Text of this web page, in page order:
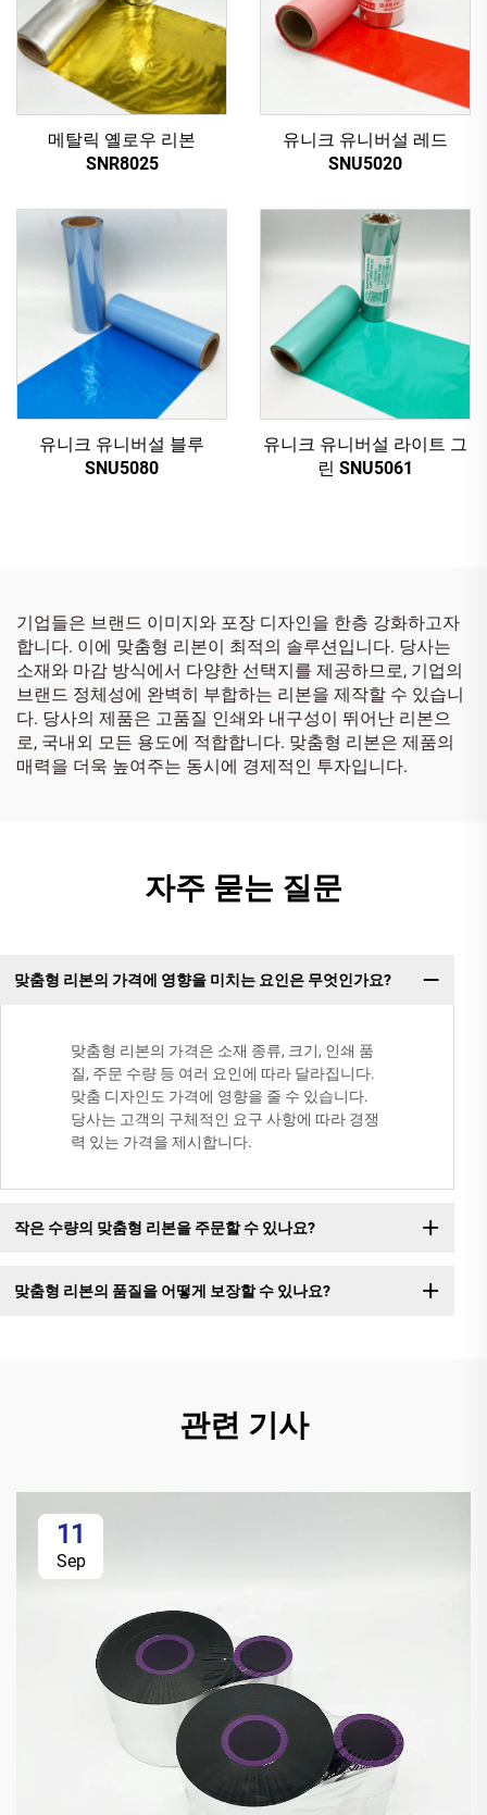
메탈릭 옐로우 리본
SNR8025
유니크 유니버설 레드
SNU5020
유니크 유니버설 블루
SNU5080
유니크 유니버설 라이트 그
린 SNU5061
기업들은 브랜드 이미지와 포장 디자인을 한층 강화하고자
합니다. 이에 맞춤형 리본이 최적의 솔루션입니다. 당사는
소재와 마감 방식에서 다양한 선택지를 제공하므로, 기업의
브랜드 정체성에 완벽히 부합하는 리본을 제작할 수 있습니
다. 당사의 제품은 고품질 인쇄와 내구성이 뛰어난 리본으
로, 국내외 모든 용도에 적합합니다. 맞춤형 리본은 제품의
매력을 더욱 높여주는 동시에 경제적인 투자입니다.
자주 묻는 질문
맞춤형 리본의 가격에 영향을 미치는 요인은 무엇인가요?
맞춤형 리본의 가격은 소재 종류, 크기, 인쇄 품
질, 주문 수량 등 여러 요인에 따라 달라집니다.
맞춤 디자인도 가격에 영향을 줄 수 있습니다.
당사는 고객의 구체적인 요구 사항에 따라 경쟁
력 있는 가격을 제시합니다.
작은 수량의 맞춤형 리본을 주문할 수 있나요?
맞춤형 리본의 품질을 어떻게 보장할 수 있나요?
관련 기사
11
Sep